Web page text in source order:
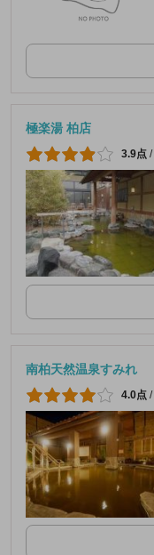
極楽湯 柏店
3.9点 /
南柏天然温泉すみれ
4.0点 /